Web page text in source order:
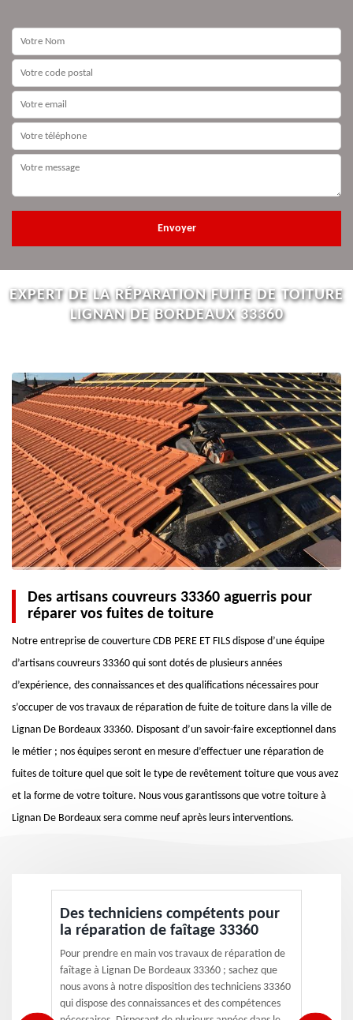
EXPERT DE LA RÉPARATION FUITE DE TOITURE
LIGNAN DE BORDEAUX 33360
Des artisans couvreurs 33360 aguerris pour
réparer vos fuites de toiture
Notre entreprise de couverture CDB PERE ET FILS dispose d’une équipe
d’artisans couvreurs 33360 qui sont dotés de plusieurs années
d’expérience, des connaissances et des qualifications nécessaires pour
s’occuper de vos travaux de réparation de fuite de toiture dans la ville de
Lignan De Bordeaux 33360. Disposant d’un savoir-faire exceptionnel dans
le métier ; nos équipes seront en mesure d’effectuer une réparation de
fuites de toiture quel que soit le type de revêtement toiture que vous avez
et la forme de votre toiture. Nous vous garantissons que votre toiture à
Lignan De Bordeaux sera comme neuf après leurs interventions.
Des techniciens compétents pour
la réparation de faîtage 33360
Pour prendre en main vos travaux de réparation de
faîtage à Lignan De Bordeaux 33360 ; sachez que
nous avons à notre disposition des techniciens 33360
qui dispose des connaissances et des compétences